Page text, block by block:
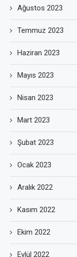
Ağustos 2023
Temmuz 2023
Haziran 2023
Mayıs 2023
Nisan 2023
Mart 2023
Şubat 2023
Ocak 2023
Aralık 2022
Kasım 2022
Ekim 2022
Eylül 2022